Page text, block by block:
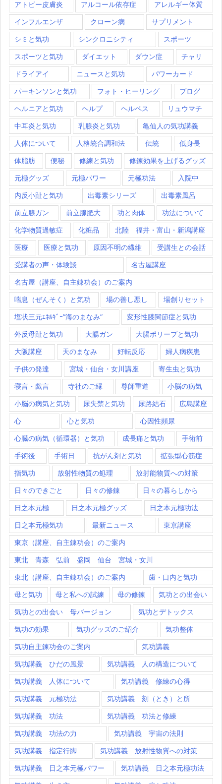
アトピー皮膚炎 アルコール依存症 アレルギー体質
インフルエンザ クローン病 サプリメント
シミと気功 シンクロニシティ スポーツ
スポーツと気功 ダイエット ダウン症 チャリ
ドライアイ ニュースと気功 パワーカード
パーキンソンと気功 フォト・ヒーリング ブログ
ヘルニアと気功 ヘルプ ヘルペス リュウマチ
中耳炎と気功 乳腺炎と気功 亀仙人の気功講義
人体について 人格統合調和法 伝統 低身長
体脂肪 便秘 修練と気功 修錬効果を上げるグッズ
元極グッズ 元極パワー 元極功法 入院中
内反小趾と気功 出毒素シリーズ 出毒素風呂
前立腺ガン 前立腺肥大 功と肉体 功法について
化学物質過敏症 化粧品 北陸 福井・富山・新潟講座
医療 医療と気功 原因不明の繊維 受講生との会話
受講者の声・体験談 名古屋講座
名古屋（講座、自主錬功会）のご案内
喘息（ぜんそく）と気功 場の善し悪し 場創りセット
塩状三元ｴﾈﾙｷﾞｰ”海のまなみ” 変形性膝関節症と気功
外反母趾と気功 大腸ガン 大腸ポリープと気功
大阪講座 天のまなみ 好転反応 婦人病疾患
子供の発達 宮城・仙台・女川講座 寄生虫と気功
寝言・戯言 寺社のご縁 尊師重道 小脳の病気
小脳の病気と気功 尿失禁と気功 尿路結石 広島講座
心 心と気功 心因性頻尿
心臓の病気（循環器）と気功 成長痛と気功 手術前
手術後 手術日 抗がん剤と気功 拡張型心筋症
指気功 放射性物質の処理 放射能物質への対策
日々のできごと 日々の修錬 日々の暮らしから
日之本元極 日之本元極グッズ 日之本元極功法
日之本元極気功 最新ニュース 東京講座
東京（講座、自主錬功会）のご案内
東北 青森 弘前 盛岡 仙台 宮城・女川
東北（講座、自主錬功会）のご案内 歯・口内と気功
母と気功 母と私への試練 母の修錬 気功との出会い
気功との出会い 母バージョン 気功とデトックス
気功の効果 気功グッズのご紹介 気功整体
気功自主錬功会のご案内 気功講義
気功講義 ひだの風景 気功講義 人の構造について
気功講義 人体について 気功講義 修練の心得
気功講義 元極功法 気功講義 刻（とき）と所
気功講義 功法 気功講義 功法と修練
気功講義 功法の力 気功講義 宇宙の法則
気功講義 指定行脚 気功講義 放射性物質への対策
気功講義 日之本元極パワー 気功講義 日之本元極功法